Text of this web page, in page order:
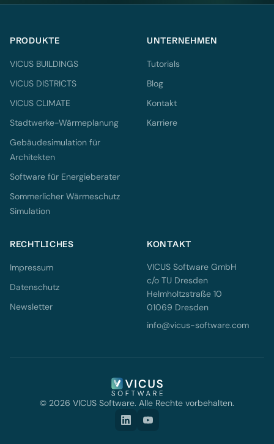
PRODUKTE
VICUS BUILDINGS
VICUS DISTRICTS
VICUS CLIMATE
Stadtwerke-Wärmeplanung
Gebäudesimulation für
Architekten
Software für Energieberater
Sommerlicher Wärmeschutz
Simulation
UNTERNEHMEN
Tutorials
Blog
Kontakt
Karriere
RECHTLICHES
Impressum
Datenschutz
Newsletter
KONTAKT
VICUS Software GmbH
c/o TU Dresden
Helmholtzstraße 10
01069 Dresden
info@vicus-software.com
© 2026 VICUS Software. Alle Rechte vorbehalten.